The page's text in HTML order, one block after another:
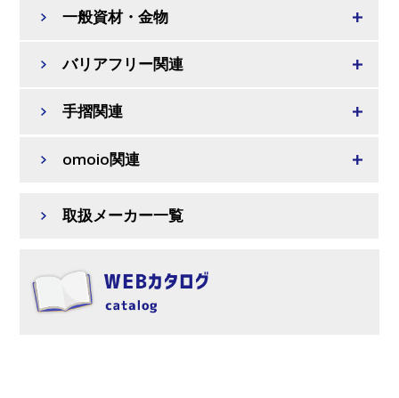
一般資材・金物
バリアフリー関連
手摺関連
omoio関連
取扱メーカー一覧